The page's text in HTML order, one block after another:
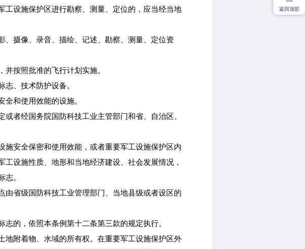
工设施保护区进行勘察、测量、定位的，应当经当地
摄像、录音、描绘、记述、勘察、测量、定位资
按照批准的飞行计划实施。
、技术防护设备。
和使用效能的设施。
者经国务院国防科技工业主管部门和省、自治区、
安全保密和使用效能，或者重要军工设施保护区内
设施性质、地形和当地经济建设、社会发展情况，
志。
省级国防科技工业管理部门、当地县级或者设区的
的，依照本条例第十二条第三款的规定执行。
附着物、水域的所有权。在重要军工设施保护区外
返回顶部